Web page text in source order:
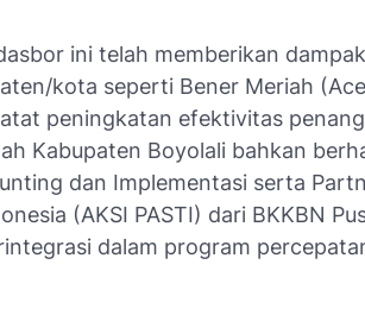
ini telah memberikan
kota seperti Bener Meriah
peningkatan efektivitas
Kabupaten Boyolali bahkan
dan Implementasi serta
(AKSI PASTI) dari BKKBN
dalam program